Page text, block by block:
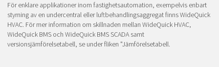
För enklare applikationer inom fastighetsautomation, exempelvis enbart
styrning av en undercentral eller luftbehandlingsaggregat finns WideQuick
HVAC. För mer information om skillnaden mellan WideQuick HVAC,
WideQuick BMS och WideQuick BMS SCADA samt
versionsjämförelsetabell, se under fliken "Jämförelsetabell.